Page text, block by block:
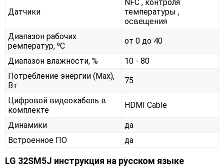
Датчики
NFC , контроля
температуры ,
освещения
Диапазон рабочих
ремператур, ⁰С
от 0 до 40
Диапазон влажности, %
10 - 80
Потребление энергии (Max),
Вт
75
Цифровой видеокабель в
комплекте
HDMI Cable
Динамики
да
Встроенное ПО
да
LG 32SM5J инструкция на русском языке